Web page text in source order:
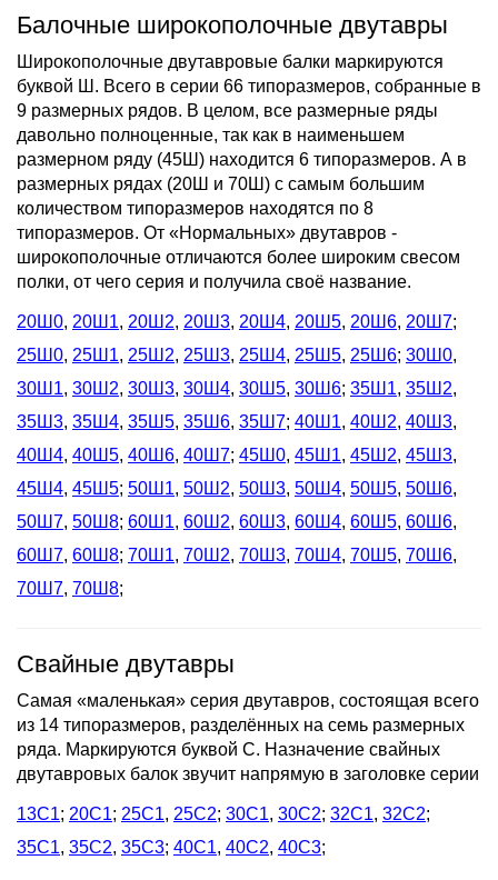
Балочные широкополочные двутавры
Широкополочные двутавровые балки маркируются
буквой Ш. Всего в серии 66 типоразмеров, собранные в
9 размерных рядов. В целом, все размерные ряды
давольно полноценные, так как в наименьшем
размерном ряду (45Ш) находится 6 типоразмеров. А в
размерных рядах (20Ш и 70Ш) с самым большим
количеством типоразмеров находятся по 8
типоразмеров. От «Нормальных» двутавров -
широкополочные отличаются более широким свесом
полки, от чего серия и получила своё название.
20Ш0, 20Ш1, 20Ш2, 20Ш3, 20Ш4, 20Ш5, 20Ш6, 20Ш7;
25Ш0, 25Ш1, 25Ш2, 25Ш3, 25Ш4, 25Ш5, 25Ш6; 30Ш0,
30Ш1, 30Ш2, 30Ш3, 30Ш4, 30Ш5, 30Ш6; 35Ш1, 35Ш2,
35Ш3, 35Ш4, 35Ш5, 35Ш6, 35Ш7; 40Ш1, 40Ш2, 40Ш3,
40Ш4, 40Ш5, 40Ш6, 40Ш7; 45Ш0, 45Ш1, 45Ш2, 45Ш3,
45Ш4, 45Ш5; 50Ш1, 50Ш2, 50Ш3, 50Ш4, 50Ш5, 50Ш6,
50Ш7, 50Ш8; 60Ш1, 60Ш2, 60Ш3, 60Ш4, 60Ш5, 60Ш6,
60Ш7, 60Ш8; 70Ш1, 70Ш2, 70Ш3, 70Ш4, 70Ш5, 70Ш6,
70Ш7, 70Ш8;
Свайные двутавры
Самая «маленькая» серия двутавров, состоящая всего
из 14 типоразмеров, разделённых на семь размерных
ряда. Маркируются буквой С. Назначение свайных
двутавровых балок звучит напрямую в заголовке серии
13С1; 20С1; 25С1, 25С2; 30С1, 30С2; 32С1, 32С2;
35С1, 35С2, 35С3; 40С1, 40С2, 40С3;